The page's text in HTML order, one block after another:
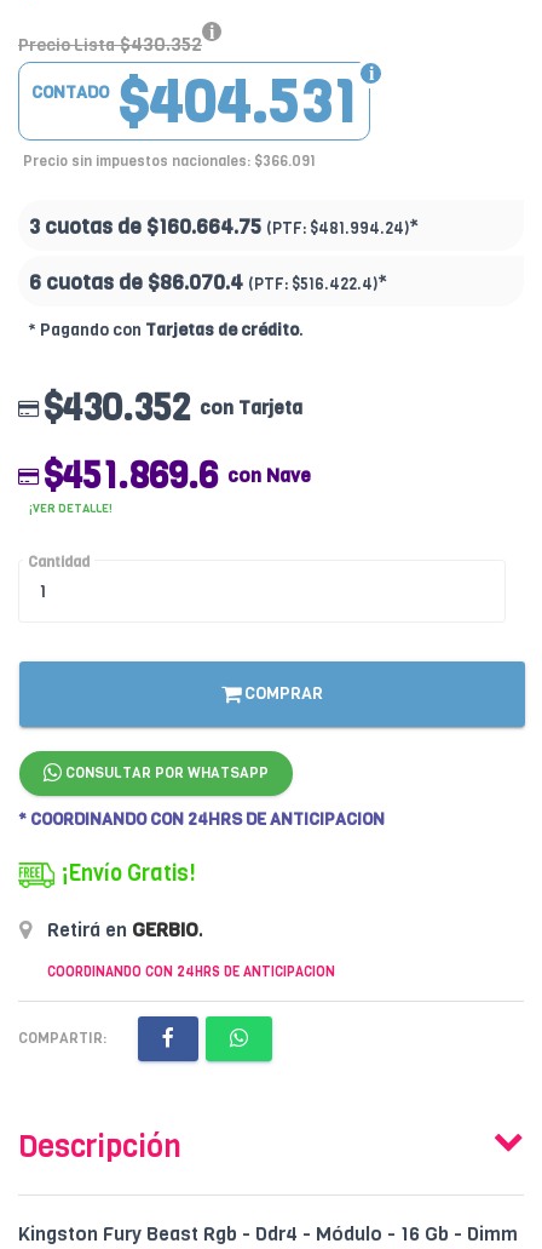
Precio Lista $430.352
$404.531
CONTADO
Precio sin impuestos nacionales: $366.091
3 cuotas de $160.664.75 (PTF: $481.994.24)*
6 cuotas de $86.070.4 (PTF: $516.422.4)*
* Pagando con Tarjetas de crédito.
$430.352 con Tarjeta
$451.869.6 con Nave
¡VER DETALLE!
Cantidad
COMPRAR
CONSULTAR POR WHATSAPP
* COORDINANDO CON 24HRS DE ANTICIPACION
¡Envío Gratis!
Retirá en GERBIO.
COORDINANDO CON 24HRS DE ANTICIPACION
COMPARTIR:
Descripción
Kingston Fury Beast Rgb - Ddr4 - Módulo - 16 Gb - Dimm